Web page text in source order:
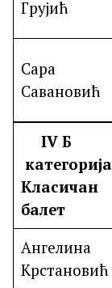
Грујић
Сара
Савановић
IVБ
категорија
Класичан
балет
Ангелина
Крстановић